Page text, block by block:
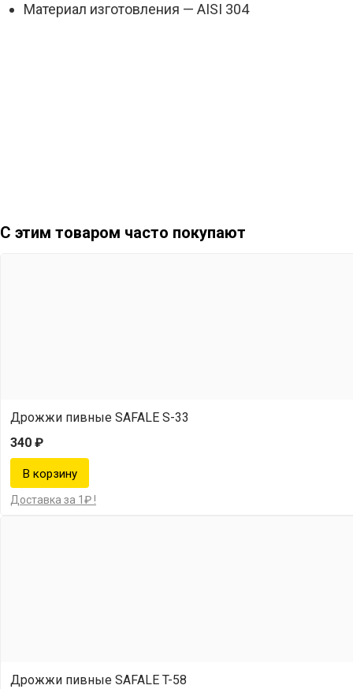
Материал изготовления — AISI 304
С этим товаром часто покупают
Дрожжи пивные SAFALE S-33
340 ₽
Доставка за 1₽ !
Дрожжи пивные SAFALE T-58